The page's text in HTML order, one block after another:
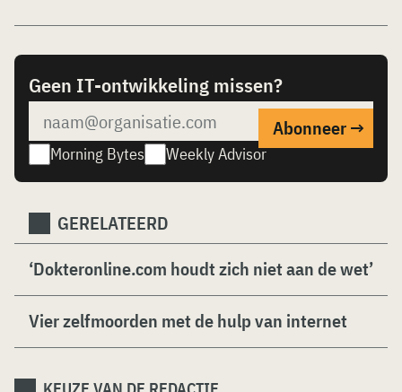
Geen IT-ontwikkeling missen?
Morning Bytes Weekly Advisor
GERELATEERD
‘Dokteronline.com houdt zich niet aan de wet’
Vier zelfmoorden met de hulp van internet